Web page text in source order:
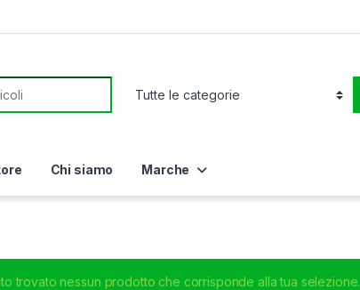
Chi siamo Marche
trovato nessun prodotto che corrisponde alla tua selezione.